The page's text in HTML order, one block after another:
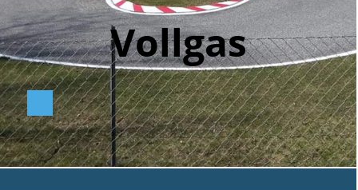
Vollgas